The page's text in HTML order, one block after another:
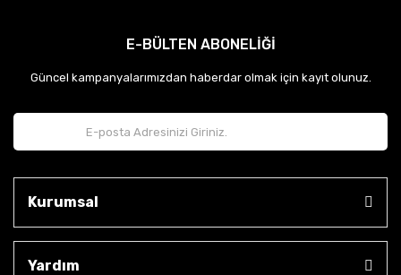
E-BÜLTEN ABONELİĞİ
Güncel kampanyalarımızdan haberdar olmak için kayıt olunuz.
Kurumsal
Yardım